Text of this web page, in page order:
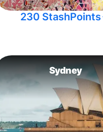
230 StashPoints
Sydney